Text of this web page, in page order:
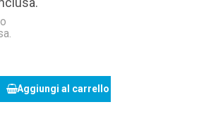
Aggiungi al carrello